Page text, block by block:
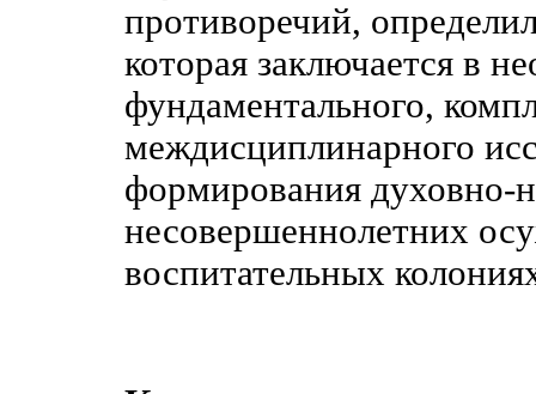
противоречий,
которая заключается в
фундаментального,
междисциплинарного
формирования духовно-
несовершеннолетних
воспитательных